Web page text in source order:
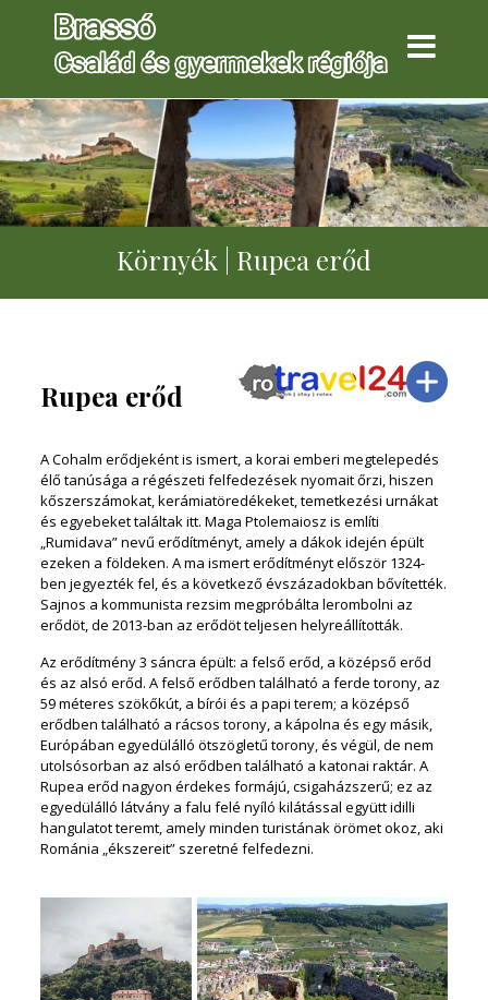
Környék | Rupea erőd
Rupea erőd
A Cohalm erődjeként is ismert, a korai emberi megtelepedés
élő tanúsága a régészeti felfedezések nyomait őrzi, hiszen
kőszerszámokat, kerámiatöredékeket, temetkezési urnákat
és egyebeket találtak itt. Maga Ptolemaiosz is említi
„Rumidava” nevű erődítményt, amely a dákok idején épült
ezeken a földeken. A ma ismert erődítményt először 1324-
ben jegyezték fel, és a következő évszázadokban bővítették.
Sajnos a kommunista rezsim megpróbálta lerombolni az
erődöt, de 2013-ban az erődöt teljesen helyreállították.
Az erődítmény 3 sáncra épült: a felső erőd, a középső erőd
és az alsó erőd. A felső erődben található a ferde torony, az
59 méteres szökőkút, a bírói és a papi terem; a középső
erődben található a rácsos torony, a kápolna és egy másik,
Európában egyedülálló ötszögletű torony, és végül, de nem
utolsósorban az alsó erődben található a katonai raktár. A
Rupea erőd nagyon érdekes formájú, csigaházszerű; ez az
egyedülálló látvány a falu felé nyíló kilátással együtt idilli
hangulatot teremt, amely minden turistának örömet okoz, aki
Románia „ékszereit” szeretné felfedezni.